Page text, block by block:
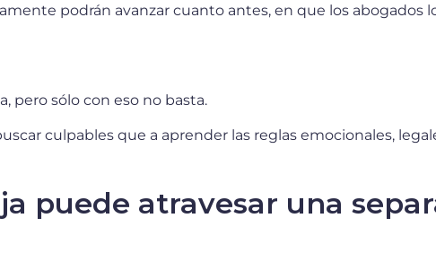
podrán avanzar cuanto antes, en que los abogados
pero sólo con eso no basta.
culpables que a aprender las reglas emocionales,
puede atravesar una